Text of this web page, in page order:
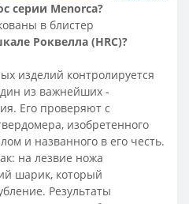
серии Menorca?
в блистер
Роквелла (HRC)?
изделий контролируется
из важнейших -
Его проверяют с
изобретенного
и названного в его честь.
на лезвие ножа
шарик, который
Результаты